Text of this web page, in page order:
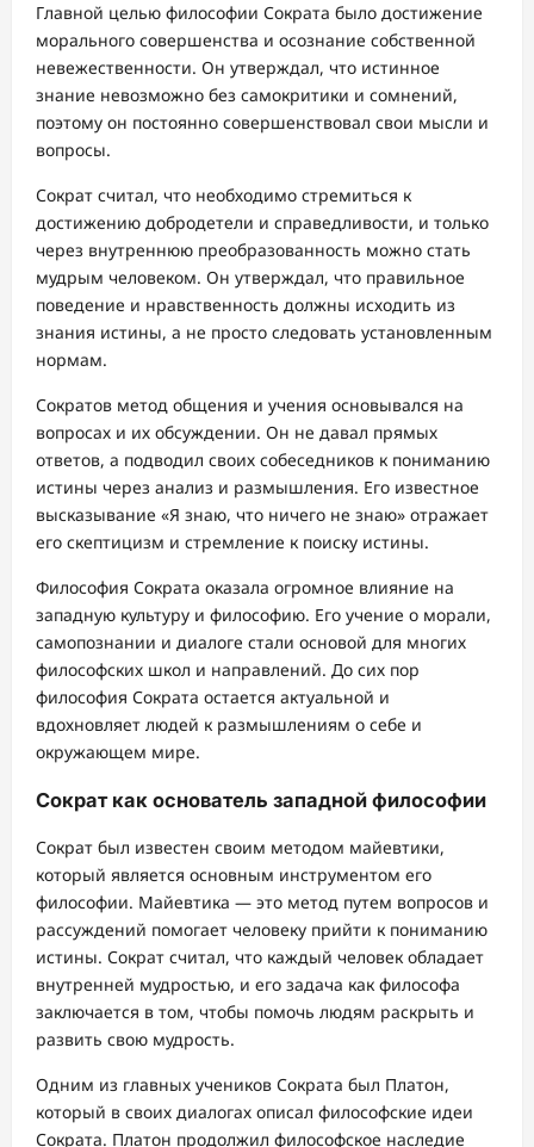
Главной целью философии Сократа было достижение
морального совершенства и осознание собственной
невежественности. Он утверждал, что истинное
знание невозможно без самокритики и сомнений,
поэтому он постоянно совершенствовал свои мысли и
вопросы.
Сократ считал, что необходимо стремиться к
достижению добродетели и справедливости, и только
через внутреннюю преобразованность можно стать
мудрым человеком. Он утверждал, что правильное
поведение и нравственность должны исходить из
знания истины, а не просто следовать установленным
нормам.
Сократов метод общения и учения основывался на
вопросах и их обсуждении. Он не давал прямых
ответов, а подводил своих собеседников к пониманию
истины через анализ и размышления. Его известное
высказывание «Я знаю, что ничего не знаю» отражает
его скептицизм и стремление к поиску истины.
Философия Сократа оказала огромное влияние на
западную культуру и философию. Его учение о морали,
самопознании и диалоге стали основой для многих
философских школ и направлений. До сих пор
философия Сократа остается актуальной и
вдохновляет людей к размышлениям о себе и
окружающем мире.
Сократ как основатель западной философии
Сократ был известен своим методом майевтики,
который является основным инструментом его
философии. Майевтика — это метод путем вопросов и
рассуждений помогает человеку прийти к пониманию
истины. Сократ считал, что каждый человек обладает
внутренней мудростью, и его задача как философа
заключается в том, чтобы помочь людям раскрыть и
развить свою мудрость.
Одним из главных учеников Сократа был Платон,
который в своих диалогах описал философские идеи
Сократа. Платон продолжил философское наследие